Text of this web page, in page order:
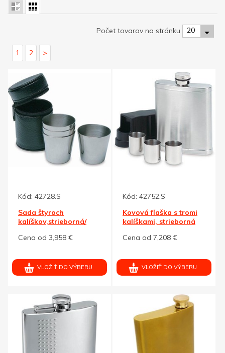
Počet tovarov na stránku 20
1 2 >
Kód: 42728.S
Sada štyroch
kalíškov,strieborná/
Cena od 3,958 €
VLOŽIŤ DO VÝBERU
Kód: 42752.S
Kovová fľaška s tromi
kalíškami, strieborná
Cena od 7,208 €
VLOŽIŤ DO VÝBERU